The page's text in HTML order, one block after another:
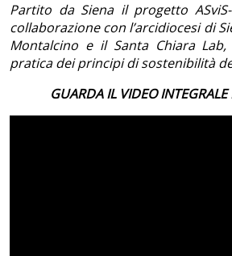
Partito da Siena il progetto
collaborazione con l’arcidiocesi di
Montalcino e il Santa Chiara
pratica dei principi di sostenibilità
GUARDA IL VIDEO INTEGRALE